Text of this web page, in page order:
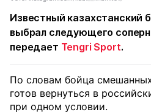
Известный казахстанский
выбрал следующего
передает Tengri Sport.
По словам бойца
готов вернуться в
при одном условии.